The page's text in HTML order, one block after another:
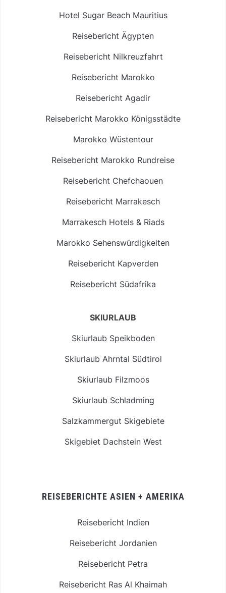
Hotel Sugar Beach Mauritius
Reisebericht Ägypten
Reisebericht Nilkreuzfahrt
Reisebericht Marokko
Reisebericht Agadir
Reisebericht Marokko Königsstädte
Marokko Wüstentour
Reisebericht Marokko Rundreise
Reisebericht Chefchaouen
Reisebericht Marrakesch
Marrakesch Hotels & Riads
Marokko Sehenswürdigkeiten
Reisebericht Kapverden
Reisebericht Südafrika
SKIURLAUB
Skiurlaub Speikboden
Skiurlaub Ahrntal Südtirol
Skiurlaub Filzmoos
Skiurlaub Schladming
Salzkammergut Skigebiete
Skigebiet Dachstein West
REISEBERICHTE ASIEN + AMERIKA
Reisebericht Indien
Reisebericht Jordanien
Reisebericht Petra
Reisebericht Ras Al Khaimah